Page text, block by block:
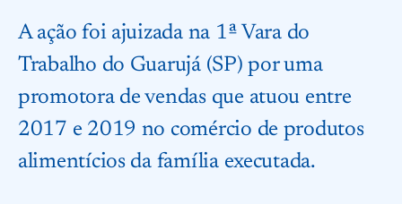
A ação foi ajuizada na 1ª Vara do
Trabalho do Guarujá (SP) por uma
promotora de vendas que atuou entre
2017 e 2019 no comércio de produtos
alimentícios da família executada.